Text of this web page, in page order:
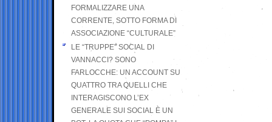
FORMALIZZARE UNA
CORRENTE, SOTTO FORMA DI
ASSOCIAZIONE “CULTURALE”
LE “TRUPPE” SOCIAL DI
VANNACCI? SONO
FARLOCCHE: UN ACCOUNT SU
QUATTRO TRA QUELLI CHE
INTERAGISCONO L’EX
GENERALE SUI SOCIAL È UN